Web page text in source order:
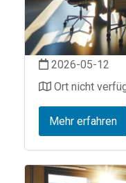
2026-05-12
Ort nicht
Mehr erfahren